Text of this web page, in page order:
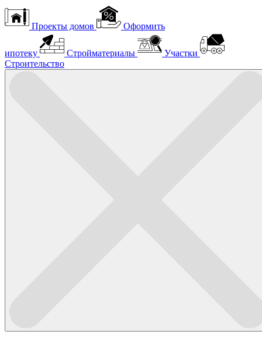
Проекты домов Оформить
ипотеку Стройматериалы
Участки
Строительство